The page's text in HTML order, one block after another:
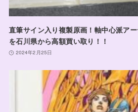
直筆サイン入り複製原画！軸中心派ア
を石川県から高額買い取り！！
2024年2月25日